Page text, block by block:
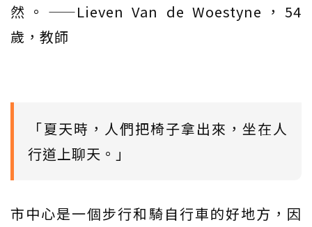
然。——Lieven Van de Woestyne，54
歲，教師
「夏天時，人們把椅子拿出來，坐在人
行道上聊天。」
市中心是一個步行和騎自行車的好地方，因